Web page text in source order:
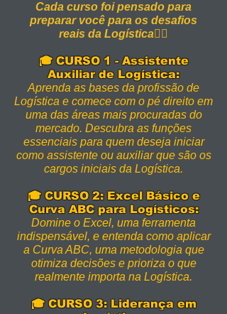
Cada curso foi pensado para
preparar você para os desafios
reais da Logística👇🏻
🎓 CURSO 1 - Assistente
Auxiliar de Logística:
Aprenda as bases da profissão de
Logística e comece com o pé direito em
uma das áreas mais procuradas do
mercado. Descubra as funções
essenciais para quem deseja iniciar
como assistente ou auxiliar que são os
cargos iniciais da Logística.
🎓 CURSO 2: Excel Básico e
Curva ABC para Logísticos:
Domine o Excel, uma ferramenta
indispensável, e entenda como aplicar
a Curva ABC, uma metodologia que
otimiza decisões e prioriza o que
realmente importa na Logística.
🎓 CURSO 3: Liderança em